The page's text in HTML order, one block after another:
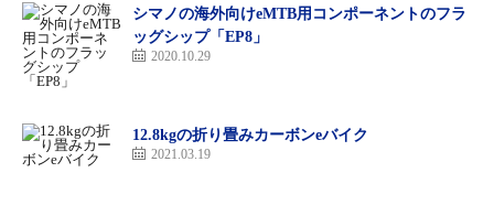
シマノの海外向けeMTB用コンポーネントのフラ
ッグシップ「EP8」
2020.10.29
12.8kgの折り畳みカーボンeバイク
2021.03.19